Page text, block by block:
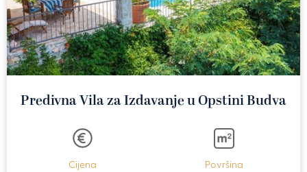
Predivna Vila za Izdavanje u Opstini Budva
Cijena Površina